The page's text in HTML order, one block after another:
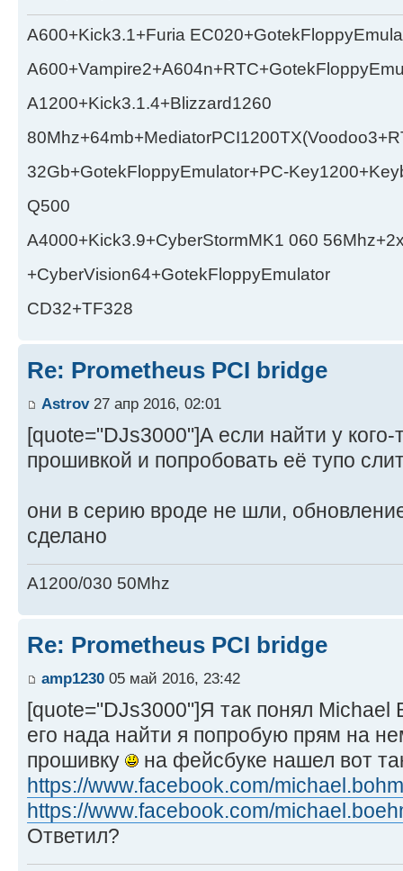
A600+Kick3.1+Furia
A1200+Kick3.1.4+Blizzard1260
32Gb+GotekFloppyEmulator+PC-
Q500
A4000+Kick3.9+CyberStormMK1 060
+CyberVision64+GotekFloppyEmulator
CD32+TF328
Re: Prometheus PCI bridge
Astrov27 апр 2016, 02:01
[quote="DJs3000"]А если найти у
прошивкой и попробовать её тупо
они в серию вроде не шли,
сделано
A1200/030 50Mhz
Re: Prometheus PCI bridge
amp1230 05 май 2016, 23:42
[quote="DJs3000"]Я так понял
его нада найти я попробую прям на
прошивку
на фейсбуке нашел вот
https://www.facebook.com/
https://www.facebook.com/
Ответил?